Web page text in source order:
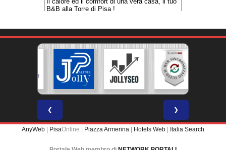
❮ ❯
AnyWeb PisaOnline | Piazza Armerina Hotels Web Italia Search